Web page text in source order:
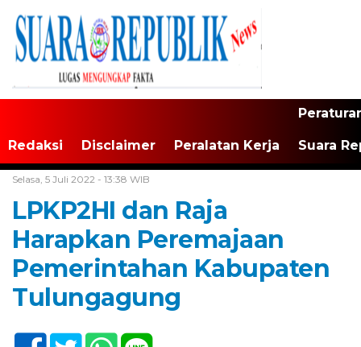
Redaksi Disclaimer Peralatan Kerja Suara
Selasa, 5 Juli 2022 - 13:38 WIB
LPKP2HI dan Raja
Harapkan Peremajaan
Pemerintahan Kabupaten
Tulungagung